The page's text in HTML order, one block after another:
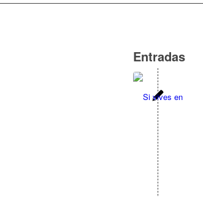
Entradas